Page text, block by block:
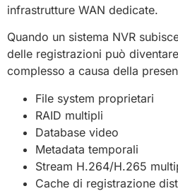
infrastrutture WAN dedicate.
Quando un sistema NVR
delle registrazioni può
complesso a causa della
File system proprietari
RAID multipli
Database video
Metadata temporali
Stream H.264/H.265
Cache di registrazione